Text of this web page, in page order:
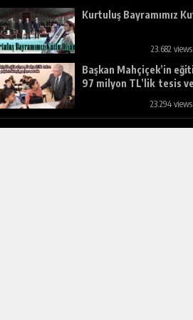
Kurtuluş Bayramımız
23.682
Başkan Mahçiçek’in
97 milyon TL’lik tesis
23.294